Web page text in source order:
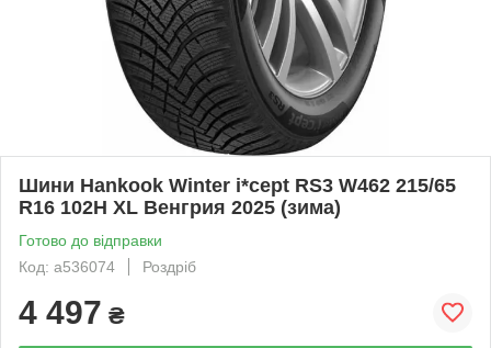
Шини Hankook Winter i*cept RS3 W462 215/65
R16 102H XL Венгрия 2025 (зима)
Готово до відправки
Код: a536074
Роздріб
4 497 ₴